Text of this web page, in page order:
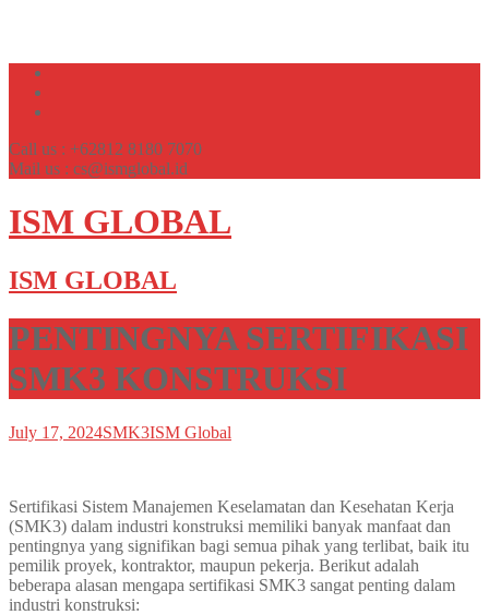
Call us : +62812 8180 7070
Mail us : cs@ismglobal.id
ISM GLOBAL
ISM GLOBAL
PENTINGNYA SERTIFIKASI
SMK3 KONSTRUKSI
July 17, 2024SMK3ISM Global
Sertifikasi Sistem Manajemen Keselamatan dan Kesehatan Kerja
(SMK3) dalam industri konstruksi memiliki banyak manfaat dan
pentingnya yang signifikan bagi semua pihak yang terlibat, baik itu
pemilik proyek, kontraktor, maupun pekerja. Berikut adalah
beberapa alasan mengapa sertifikasi SMK3 sangat penting dalam
industri konstruksi: